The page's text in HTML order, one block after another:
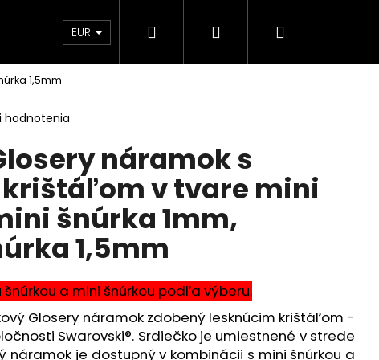
Kontakt Blog Obchodné podmienky
EUR Hľadať PrihlásenieNákupný
1,5mm
hodnotenia
náramok s
v tvare mini
šnúrka 1mm,
1,5mm
a mini šnúrkou podľa výberu.
Glosery náramok zdobený lesknúcim krištáľom -
Swarovski®. Srdiečko je umiestnené v strede
náramok je dostupný v kombinácii s mini šnúrkou a